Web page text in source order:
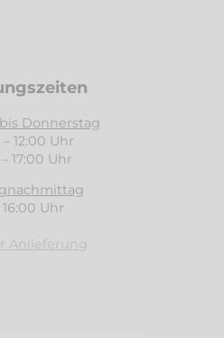
Donnerstag
– 12:00 Uhr
– 17:00 Uhr
Uhr
Anlieferung